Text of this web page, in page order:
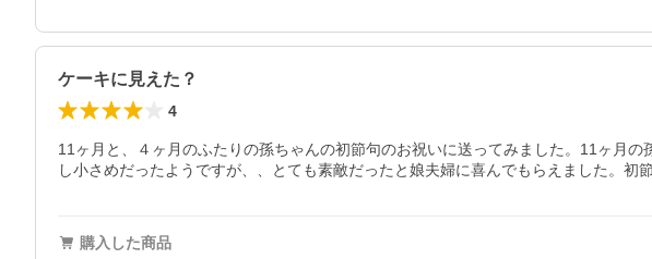
ケーキに見えた？
4
11ヶ月と、４ヶ月のふたりの孫ちゃんの初節句のお祝いに送ってみました。11ヶ月
し小さめだったようですが、、とても素敵だったと娘夫婦に喜んでもらえました。初
購入した商品